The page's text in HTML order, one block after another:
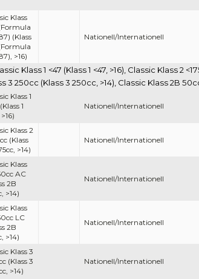
Klass
(Klass
>16)
Nationell/Internationell
Klass 1 <47 (Klass 1 <47, >16), Classic Klass 2
3 250cc (Klass 3 250cc, >14), Classic Klass 2B
Klass 1
1
Nationell/Internationell
Klass 2
(Klass
>14)
Nationell/Internationell
Klass
AC
2B
>14)
Nationell/Internationell
Klass
LC
2B
>14)
Nationell/Internationell
Klass 3
(Klass 3
>14)
Nationell/Internationell